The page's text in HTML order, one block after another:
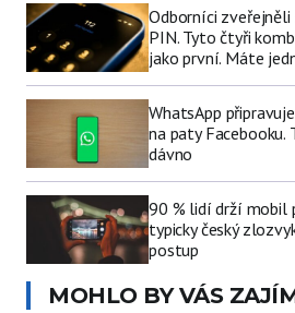
Odborníci zveřejněli
PIN. Tyto čtyři
jako první. Máte
WhatsApp
na paty
dávno
90 % lidí drží mobil
typicky český
postup
MOHLO BY VÁS